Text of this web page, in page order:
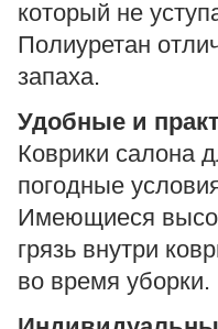
который не
Полиуретан
запаха.
Удобные и
Коврики салона
погодные
Имеющиеся
грязь внутри
во время уборки.